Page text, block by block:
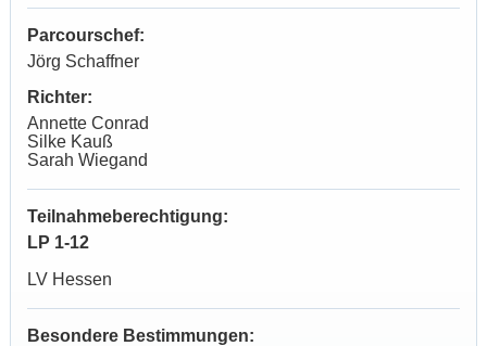
Parcourschef:
Jörg Schaffner
Richter:
Annette Conrad
Silke Kauß
Sarah Wiegand
Teilnahmeberechtigung:
LP 1-12
LV Hessen
Besondere Bestimmungen: